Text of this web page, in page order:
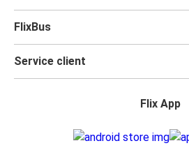
FlixBus
Service client
Flix App